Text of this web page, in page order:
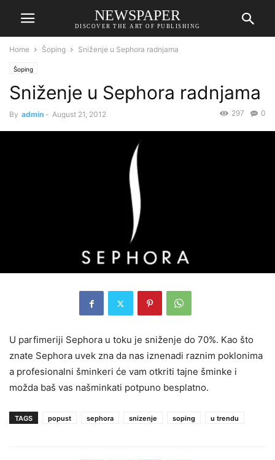
NEWSPAPER
DISCOVER THE ART OF PUBLISHING
Home Šoping Sniženje u Sephora radnjama
Šoping
Sniženje u Sephora radnjama
By admin - August 21, 2012 0
297
U parfimeriji Sephora u toku je sniženje do 70%. Kao što
znate Sephora uvek zna da nas iznenadi raznim poklonima
a profesionalni šminkeri će vam otkriti tajne šminke i
možda baš vas našminkati potpuno besplatno.
TAGS popust sephora snizenje soping u trendu